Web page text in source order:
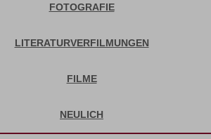
FOTOGRAFIE
LITERATURVERFILMUNGEN
FILME
NEULICH